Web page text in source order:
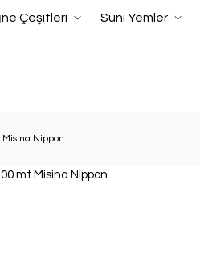
Çeşitleri Suni Yemler
Nippon